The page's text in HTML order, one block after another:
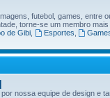
futebol, games, entre
torne-se um membro
de Gibi, Esportes
nossa equipe de design e